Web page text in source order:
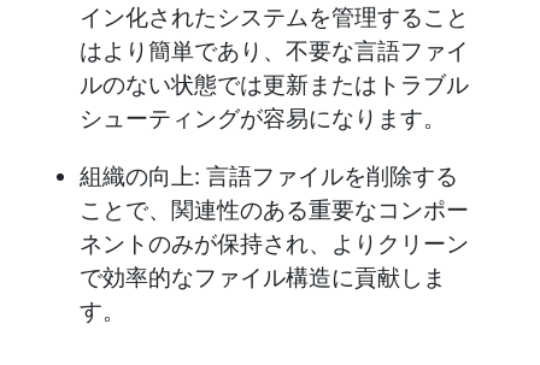
イン化されたシステムを管理すること
はより簡単であり、不要な言語ファイ
ルのない状態では更新またはトラブル
シューティングが容易になります。
組織の向上: 言語ファイルを削除する
ことで、関連性のある重要なコンポー
ネントのみが保持され、よりクリーン
で効率的なファイル構造に貢献しま
す。